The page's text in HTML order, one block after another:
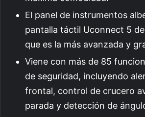
El panel de instrumentos
pantalla táctil Uconnect 5
que es la más avanzada y
Viene con más de 85
de seguridad, incluyendo
frontal, control de crucero
parada y detección de